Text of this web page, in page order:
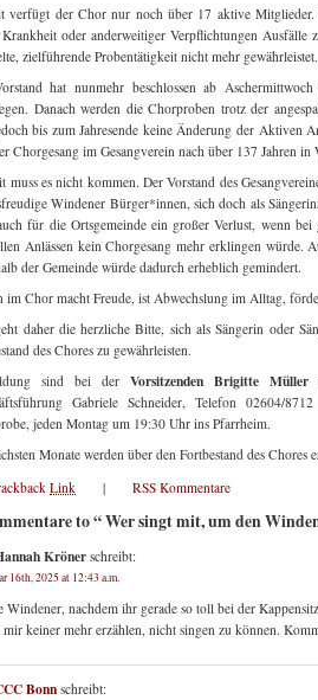
verfügt der Chor nur noch über 17 aktive
oder anderweitiger Verpflichtungen Ausfälle
zielführende Probentätigkeit nicht mehr gewährleistet.
hat nunmehr beschlossen ab
Danach werden die Chorproben trotz der
bis zum Jahresende keine Änderung der Aktiven
Chorgesang im Gesangverein nach über 137 Jahren
muss es nicht kommen. Der Vorstand des
Windener Bürger*innen, sich doch als
für die Ortsgemeinde ein großer Verlust, wenn
Anlässen kein Chorgesang mehr erklingen würde.
der Gemeinde würde dadurch erheblich gemindert.
im Chor macht Freude, ist Abwechslung im Alltag,
daher die herzliche Bitte, sich als Sängerin oder
des Chores zu gewährleisten.
sind bei der Vorsitzenden Brigitte Müller
Gabriele Schneider, Telefon 02604/
jeden Montag um 19:30 Uhr ins Pfarrheim.
Monate werden über den Fortbestand des Chores
Link | RSS Kommentare
to “ Wer singt mit, um den
Krönerschreibt:
16th, 2025 at 12:43 a.m.
Windener, nachdem ihr gerade so toll bei der
mir keiner mehr erzählen, nicht singen zu können.
Bonn schreibt: